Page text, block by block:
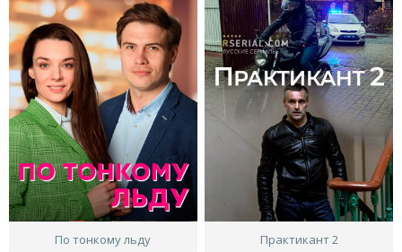
По тонкому льду Практикант 2